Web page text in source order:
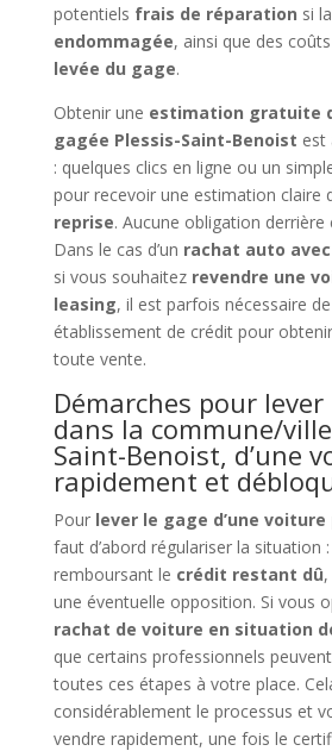
potentiels frais de réparation si
endommagée, ainsi que des
levée du gage.
Obtenir une estimation gratuite
gagée Plessis-Saint-Benoist est
: quelques clics en ligne ou un
pour recevoir une estimation claire
reprise. Aucune obligation derrière
Dans le cas d’un rachat auto
si vous souhaitez revendre une
leasing, il est parfois nécessaire
établissement de crédit pour
toute vente.
Démarches pour lever
dans la commune/
Saint-Benoist, d’une
rapidement et
Pour lever le gage d’une
faut d’abord régulariser la situation
remboursant le crédit restant dû
une éventuelle opposition. Si vous
rachat de voiture en situation
que certains professionnels peuvent
toutes ces étapes à votre place.
considérablement le processus et
vendre rapidement, une fois le